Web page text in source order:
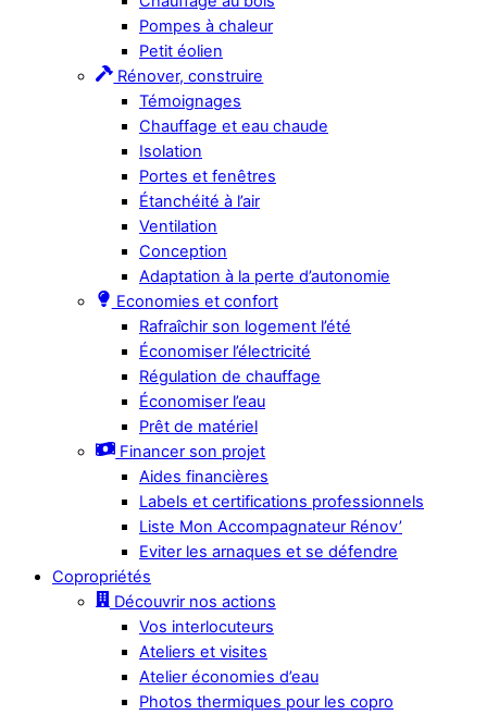
Pompes à chaleur
Petit éolien
Rénover, construire
Témoignages
Chauffage et eau chaude
Isolation
Portes et fenêtres
Étanchéité à l’air
Ventilation
Conception
Adaptation à la perte d’autonomie
Economies et confort
Rafraîchir son logement l’été
Économiser l’électricité
Régulation de chauffage
Économiser l’eau
Prêt de matériel
Financer son projet
Aides financières
Labels et certifications professionnels
Liste Mon Accompagnateur Rénov’
Eviter les arnaques et se défendre
Copropriétés
Découvrir nos actions
Vos interlocuteurs
Ateliers et visites
Atelier économies d’eau
Photos thermiques pour les copro